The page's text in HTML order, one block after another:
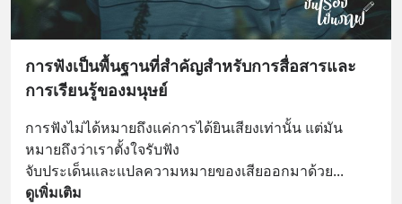
การฟังเป็นพื้นฐานที่สำคัญสำหรับการสื่อสารและ
การเรียนรู้ของมนุษย์
การฟังไม่ได้หมายถึงแค่การได้ยินเสียงเท่านั้น แต่มัน
หมายถึงว่าเราตั้งใจรับฟัง
จับประเด็นและแปลความหมายของเสียออกมาด้วย...
ดูเพิ่มเติม